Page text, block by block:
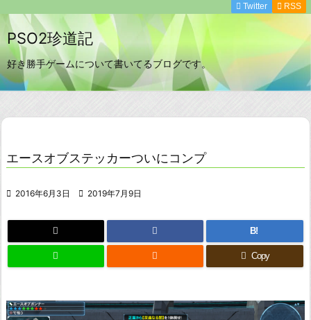
PSO2珍道記
好き勝手ゲームについて書いてるブログです。
Twitter  RSS
エースオブステッカーついにコンプ
 2016年6月3日  2019年7月9日
B!
 Copy